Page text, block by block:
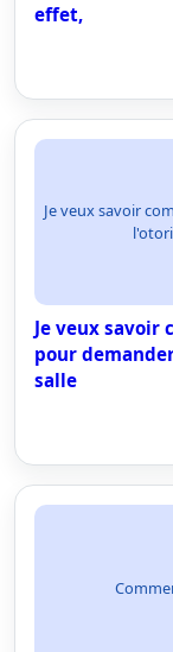
effet,
Je veux savoir
Je veux savoir
pour
salle